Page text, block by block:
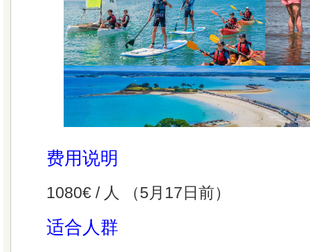
费用说明
1080€ / 人 （5月17日前）
适合人群